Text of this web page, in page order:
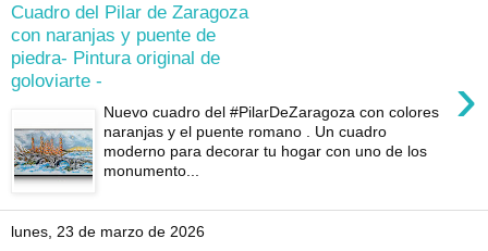
Cuadro del Pilar de Zaragoza
con naranjas y puente de
piedra- Pintura original de
goloviarte -
›
Nuevo cuadro del #PilarDeZaragoza con colores
naranjas y el puente romano . Un cuadro
moderno para decorar tu hogar con uno de los
monumento...
lunes, 23 de marzo de 2026